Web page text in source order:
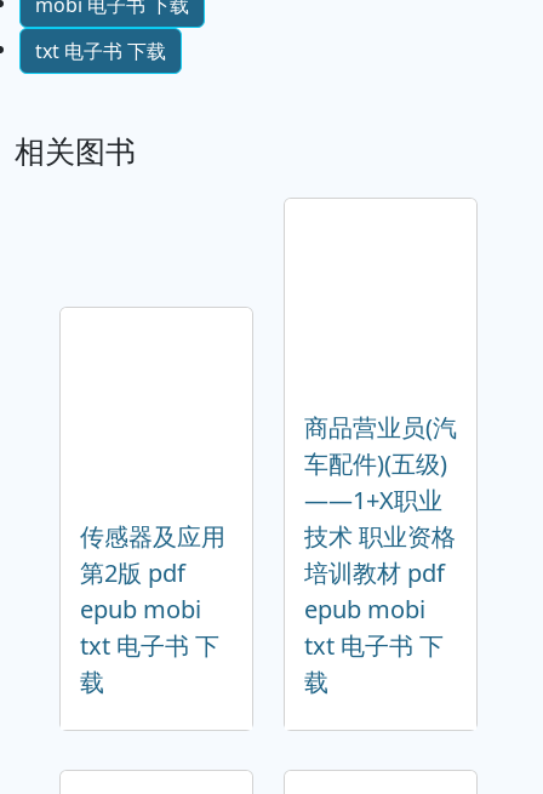
txt 电子书 下载
相关图书
传感器及应用
第2版 pdf
epub mobi
txt 电子书 下
载
商品营业员(汽
车配件)(五级)
——1+X职业
技术 职业资格
培训教材 pdf
epub mobi
txt 电子书 下
载